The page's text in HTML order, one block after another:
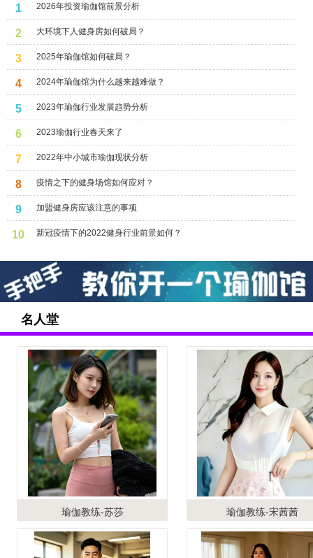
1 2026年投资瑜伽馆前景分析
2 大环境下人健身房如何破局？
3 2025年瑜伽馆如何破局？
4 2024年瑜伽馆为什么越来越难做？
5 2023年瑜伽行业发展趋势分析
6 2023瑜伽行业春天来了
7 2022年中小城市瑜伽现状分析
8 疫情之下的健身场馆如何应对？
9 加盟健身房应该注意的事项
10 新冠疫情下的2022健身行业前景如何？
名人堂
瑜伽教练-苏莎 瑜伽教练-宋茜茜